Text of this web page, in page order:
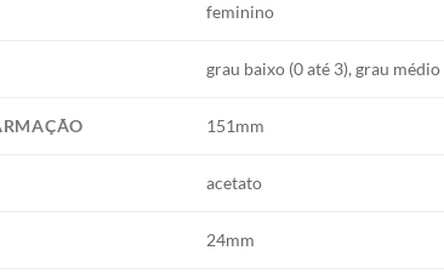
feminino
grau baixo (0 até 3), grau médio
151mm
acetato
24mm